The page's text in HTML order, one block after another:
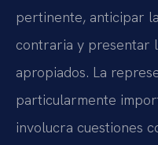
pertinente, anticipar
contraria y presentar
apropiados. La
particularmente
involucra cuestiones